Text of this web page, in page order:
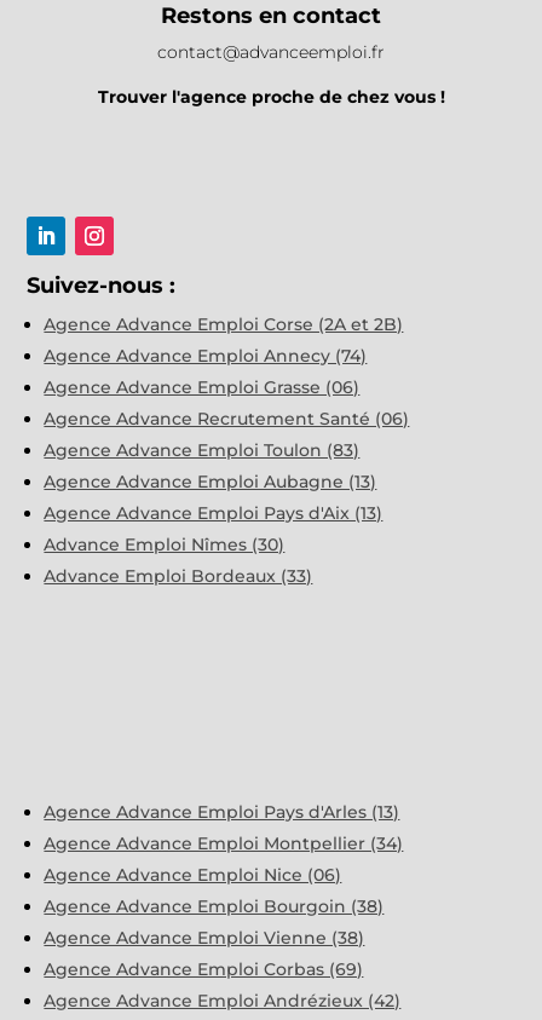
Restons en contact
contact@advanceemploi.fr
Trouver l'agence proche de chez vous !
Suivez-nous :
Agence Advance Emploi Corse (2A et 2B)
Agence Advance Emploi Annecy (74)
Agence Advance Emploi Grasse (06)
Agence Advance Recrutement Santé (06)
Agence Advance Emploi Toulon (83)
Agence Advance Emploi Aubagne (13)
Agence Advance Emploi Pays d'Aix (13)
Advance Emploi Nîmes (30)
Advance Emploi Bordeaux (33)
Agence Advance Emploi Pays d'Arles (13)
Agence Advance Emploi Montpellier (34)
Agence Advance Emploi Nice (06)
Agence Advance Emploi Bourgoin (38)
Agence Advance Emploi Vienne (38)
Agence Advance Emploi Corbas (69)
Agence Advance Emploi Andrézieux (42)